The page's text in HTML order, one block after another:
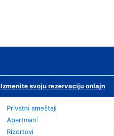
Izmenite svoju rezervaciju onlajn
Privatni smeštaji
Apartmani
Rizortovi